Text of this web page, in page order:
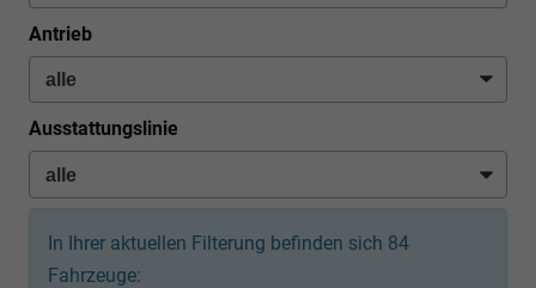
Antrieb
Ausstattungslinie
In Ihrer aktuellen Filterung befinden sich 84
Fahrzeuge: